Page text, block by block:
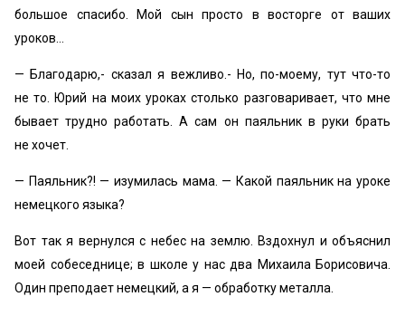
большое спасибо. Мой сын просто в восторге от ваших
уроков…
— Благодарю,- сказал я вежливо.- Но, по-моему, тут что-то
не то. Юрий на моих уроках столько разговаривает, что мне
бывает трудно работать. А сам он паяльник в руки брать
не хочет.
— Паяльник?! — изумилась мама. — Какой паяльник на уроке
немецкого языка?
Вот так я вернулся с небес на землю. Вздохнул и объяснил
моей собеседнице; в школе у нас два Михаила Борисовича.
Один преподает немецкий, а я — обработку металла.